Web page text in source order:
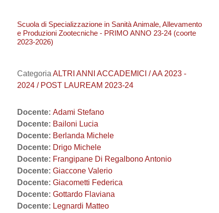
Scuola di Specializzazione in Sanità Animale, Allevamento
e Produzioni Zootecniche - PRIMO ANNO 23-24 (coorte
2023-2026)
Categoria ALTRI ANNI ACCADEMICI / AA 2023 -
2024 / POST LAUREAM 2023-24
Docente: Adami Stefano
Docente: Bailoni Lucia
Docente: Berlanda Michele
Docente: Drigo Michele
Docente: Frangipane Di Regalbono Antonio
Docente: Giaccone Valerio
Docente: Giacometti Federica
Docente: Gottardo Flaviana
Docente: Legnardi Matteo